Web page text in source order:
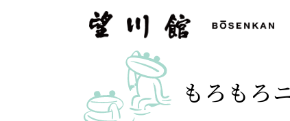
望
川
BOSENKAN
もろもろ